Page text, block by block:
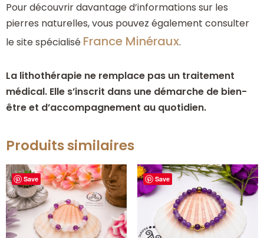
Pour découvrir davantage d’informations sur les
pierres naturelles, vous pouvez également consulter
le site spécialisé France Minéraux.
La lithothérapie ne remplace pas un traitement
médical. Elle s’inscrit dans une démarche de bien-
être et d’accompagnement au quotidien.
Produits similaires
Save Save